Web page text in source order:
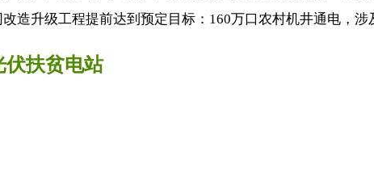
造升级工程提前达到预定目标：160万口农村机井通电，涉
伏扶贫电站